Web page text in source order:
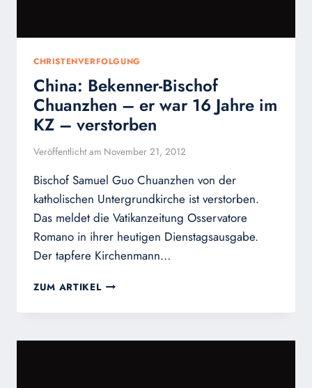
CHRISTENVERFOLGUNG
China: Bekenner-Bischof
Chuanzhen – er war 16 Jahre im
KZ – verstorben
Veröffentlicht am November 21, 2012
Bischof Samuel Guo Chuanzhen von der
katholischen Untergrundkirche ist verstorben.
Das meldet die Vatikanzeitung Osservatore
Romano in ihrer heutigen Dienstagsausgabe.
Der tapfere Kirchenmann…
ZUM ARTIKEL CHINA:
BISCHOF
–